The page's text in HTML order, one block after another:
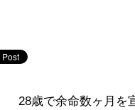
28歳で余命数ヶ月を